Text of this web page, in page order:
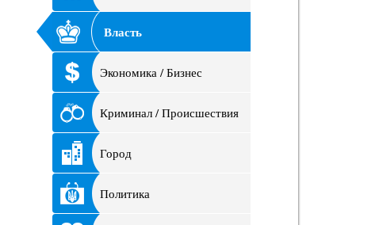
Власть
Экономика / Бизнес
Криминал / Происшествия
Город
Политика